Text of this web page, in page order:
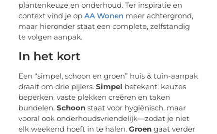
plantenkeuze en onderhoud. Ter inspiratie en
context vind je opAA Wonen meer achtergrond,
maar hieronder staat een complete, zelfstandig
te volgen aanpak.
In het kort
Een “simpel, schoon en groen” huis & tuin-aanpak
draait om drie pijlers.Simpel betekent: keuzes
beperken, vaste plekken creëren en taken
bundelen.Schoon staat voor hygiënisch, maar
vooral ook onderhoudsvriendelijk—zodat je niet
elk weekend hoeft in te halen.Groen gaat verder